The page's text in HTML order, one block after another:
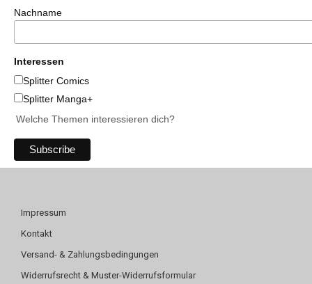
Nachname
Interessen
Splitter Comics
Splitter Manga+
Welche Themen interessieren dich?
Impressum
Kontakt
Versand- & Zahlungsbedingungen
Widerrufsrecht & Muster-Widerrufsformular